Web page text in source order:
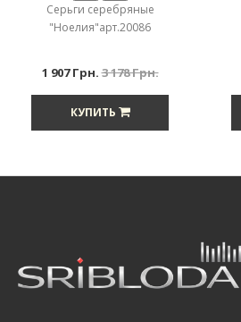
Серьги серебряные
"Ноелия"арт.20086
1 907 Грн.3 178 Грн.
КУПИТЬ